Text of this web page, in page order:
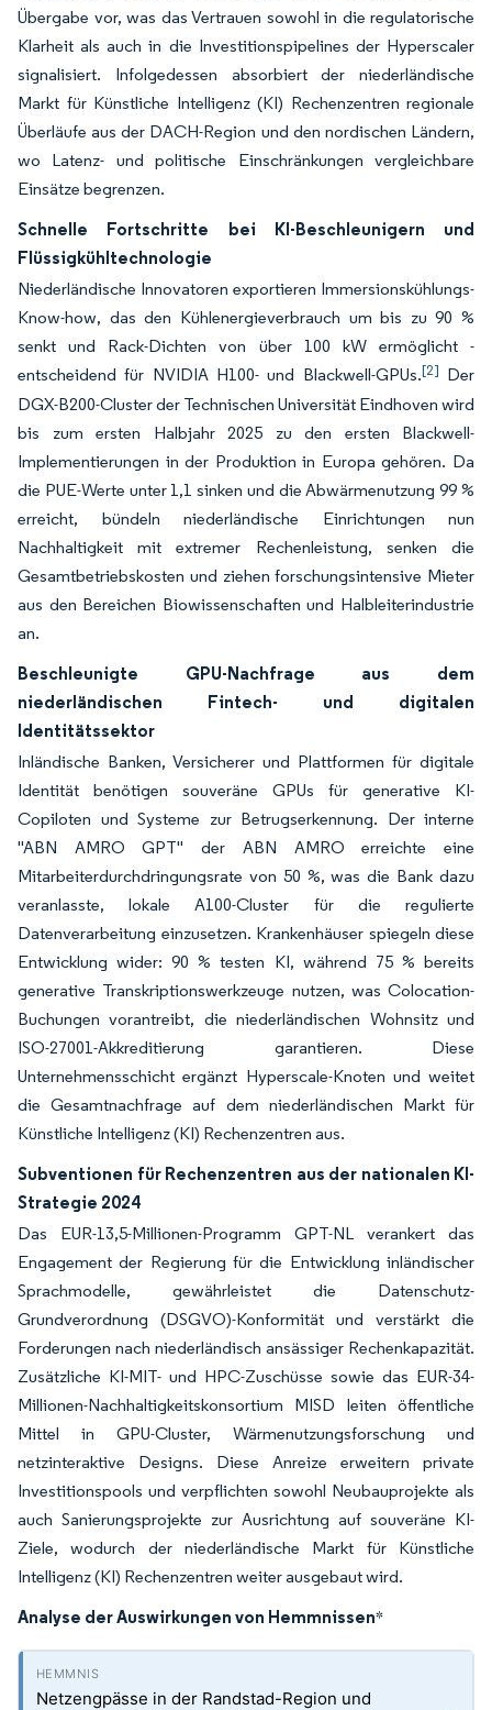
Übergabe vor, was das Vertrauen sowohl in die regulatorische
Klarheit als auch in die Investitionspipelines der Hyperscaler
signalisiert. Infolgedessen absorbiert der niederländische
Markt für Künstliche Intelligenz (KI) Rechenzentren regionale
Überläufe aus der DACH-Region und den nordischen Ländern,
wo Latenz- und politische Einschränkungen vergleichbare
Einsätze begrenzen.
Schnelle Fortschritte bei KI-Beschleunigern und
Flüssigkühltechnologie
Niederländische Innovatoren exportieren Immersionskühlungs-
Know-how, das den Kühlenergieverbrauch um bis zu 90 %
senkt und Rack-Dichten von über 100 kW ermöglicht -
entscheidend für NVIDIA H100- und Blackwell-GPUs.[2] Der
DGX-B200-Cluster der Technischen Universität Eindhoven wird
bis zum ersten Halbjahr 2025 zu den ersten Blackwell-
Implementierungen in der Produktion in Europa gehören. Da
die PUE-Werte unter 1,1 sinken und die Abwärmenutzung 99 %
erreicht, bündeln niederländische Einrichtungen nun
Nachhaltigkeit mit extremer Rechenleistung, senken die
Gesamtbetriebskosten und ziehen forschungsintensive Mieter
aus den Bereichen Biowissenschaften und Halbleiterindustrie
an.
Beschleunigte GPU-Nachfrage aus dem
niederländischen Fintech- und digitalen
Identitätssektor
Inländische Banken, Versicherer und Plattformen für digitale
Identität benötigen souveräne GPUs für generative KI-
Copiloten und Systeme zur Betrugserkennung. Der interne
"ABN AMRO GPT" der ABN AMRO erreichte eine
Mitarbeiterdurchdringungsrate von 50 %, was die Bank dazu
veranlasste, lokale A100-Cluster für die regulierte
Datenverarbeitung einzusetzen. Krankenhäuser spiegeln diese
Entwicklung wider: 90 % testen KI, während 75 % bereits
generative Transkriptionswerkzeuge nutzen, was Colocation-
Buchungen vorantreibt, die niederländischen Wohnsitz und
ISO-27001-Akkreditierung garantieren. Diese
Unternehmensschicht ergänzt Hyperscale-Knoten und weitet
die Gesamtnachfrage auf dem niederländischen Markt für
Künstliche Intelligenz (KI) Rechenzentren aus.
Subventionen für Rechenzentren aus der nationalen KI-
Strategie 2024
Das EUR-13,5-Millionen-Programm GPT-NL verankert das
Engagement der Regierung für die Entwicklung inländischer
Sprachmodelle, gewährleistet die Datenschutz-
Grundverordnung (DSGVO)-Konformität und verstärkt die
Forderungen nach niederländisch ansässiger Rechenkapazität.
Zusätzliche KI-MIT- und HPC-Zuschüsse sowie das EUR-34-
Millionen-Nachhaltigkeitskonsortium MISD leiten öffentliche
Mittel in GPU-Cluster, Wärmenutzungsforschung und
netzinteraktive Designs. Diese Anreize erweitern private
Investitionspools und verpflichten sowohl Neubauprojekte als
auch Sanierungsprojekte zur Ausrichtung auf souveräne KI-
Ziele, wodurch der niederländische Markt für Künstliche
Intelligenz (KI) Rechenzentren weiter ausgebaut wird.
Analyse der Auswirkungen von Hemmnissen*
Netzengpässe in der Randstad-Region und